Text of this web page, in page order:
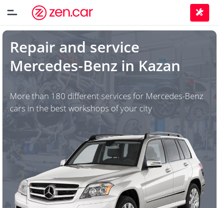
Repair and service
Mercedes-Benz in Kazan
More than 180 different services for Mercedes-Benz
cars in the best workshops of your city